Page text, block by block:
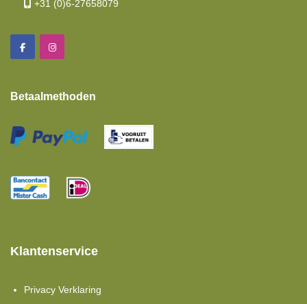
+31 (0)6-27658079
Betaalmethoden
Klantenservice
Privacy Verklaring